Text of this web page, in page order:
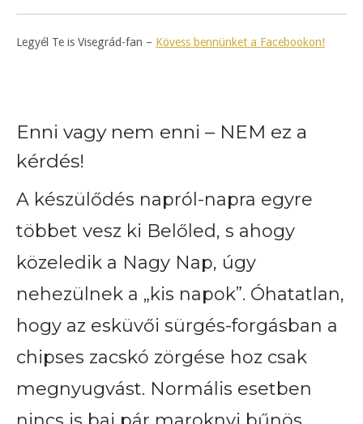
Legyél Te is Visegrád-fan – Kövess bennünket a Facebookon!
Enni vagy nem enni – NEM ez a
kérdés!
A készülődés napról-napra egyre
többet vesz ki Belőled, s ahogy
közeledik a Nagy Nap, úgy
nehezülnek a „kis napok”. Óhatatlan,
hogy az esküvői sürgés-forgásban a
chipses zacskó zörgése hoz csak
megnyugvást. Normális esetben